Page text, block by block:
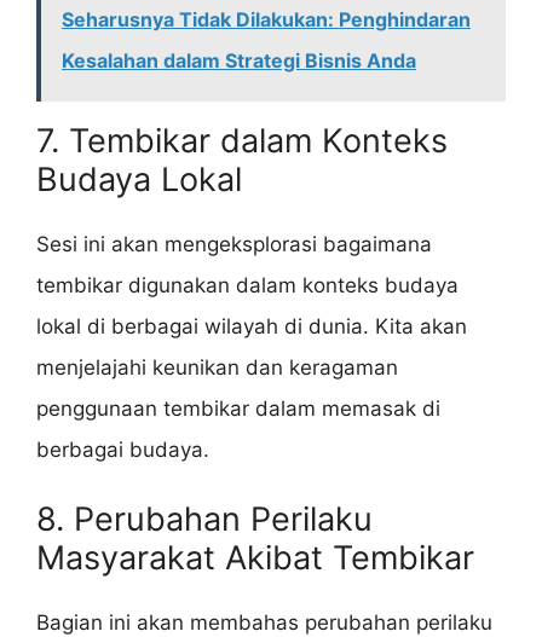
Seharusnya Tidak Dilakukan: Penghindaran
Kesalahan dalam Strategi Bisnis Anda
7. Tembikar dalam Konteks
Budaya Lokal
Sesi ini akan mengeksplorasi bagaimana
tembikar digunakan dalam konteks budaya
lokal di berbagai wilayah di dunia. Kita akan
menjelajahi keunikan dan keragaman
penggunaan tembikar dalam memasak di
berbagai budaya.
8. Perubahan Perilaku
Masyarakat Akibat Tembikar
Bagian ini akan membahas perubahan perilaku